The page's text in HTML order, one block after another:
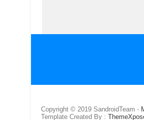
Copyright © 2019 SandroidTeam -
Template Created By :